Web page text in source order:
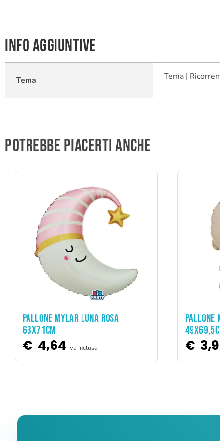
Info aggiuntive
Tema Tema |
Potrebbe piacerti anche
ADD TO CART
PALLONE MYLAR LUNA ROSA
63X71CM
€ 4,64 iva inclusa
PALLONE
€